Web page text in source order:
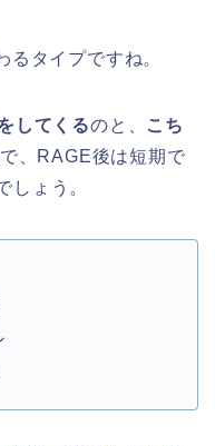
タイプですね。
してくるのと、 こち
、RAGE後は短期で
しょう。